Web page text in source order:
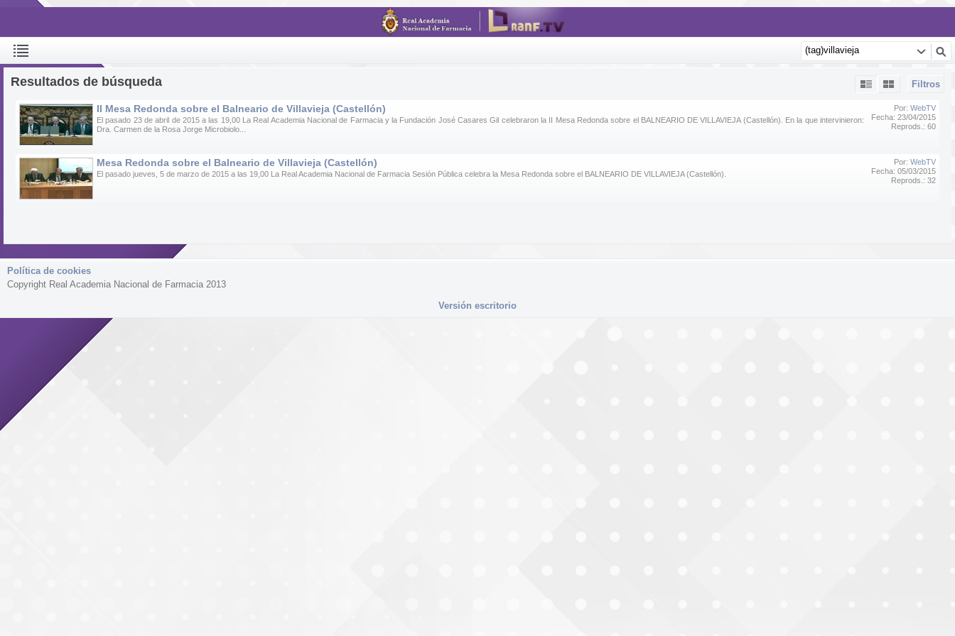
Filtros
Resultados de búsqueda
Por: WebTV
Fecha: 23/04/2015
Reprods.: 60
II Mesa Redonda sobre el Balneario de Villavieja (Castellón)
El pasado 23 de abril de 2015 a las 19,00 La Real Academia Nacional de Farmacia y la Fundación José Casares Gil celebraron la II Mesa Redonda sobre el BALNEARIO DE VILLAVIEJA (Castellón). En la que intervinieron:
Dra. Carmen de la Rosa Jorge Microbiolo...
Por: WebTV
Fecha: 05/03/2015
Reprods.: 32
Mesa Redonda sobre el Balneario de Villavieja (Castellón)
El pasado jueves, 5 de marzo de 2015 a las 19,00 La Real Academia Nacional de Farmacia Sesión Pública celebra la Mesa Redonda sobre el BALNEARIO DE VILLAVIEJA (Castellón).
Política de cookies
Copyright Real Academia Nacional de Farmacia 2013
Versión escritorio